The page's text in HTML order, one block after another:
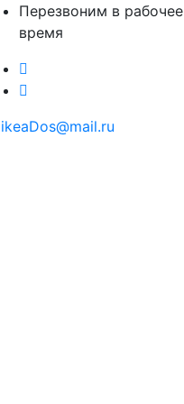
Перезвоним в рабочее
время
ikeaDos@mail.ru